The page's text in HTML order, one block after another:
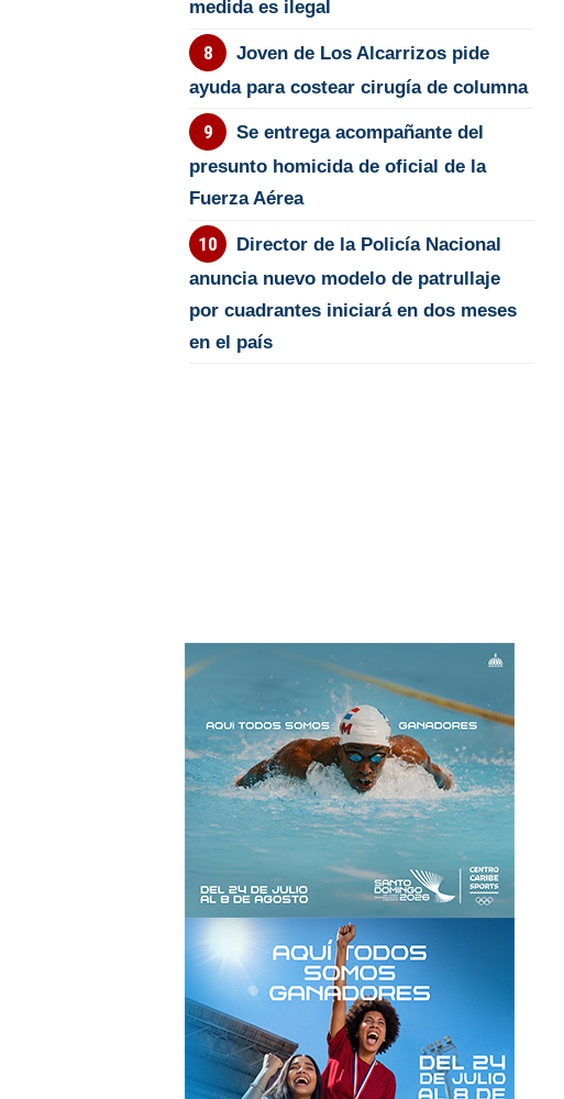
medida es ilegal
Joven de Los Alcarrizos pide
ayuda para costear cirugía de columna
Se entrega acompañante del
presunto homicida de oficial de la
Fuerza Aérea
Director de la Policía Nacional
anuncia nuevo modelo de patrullaje
por cuadrantes iniciará en dos meses
en el país